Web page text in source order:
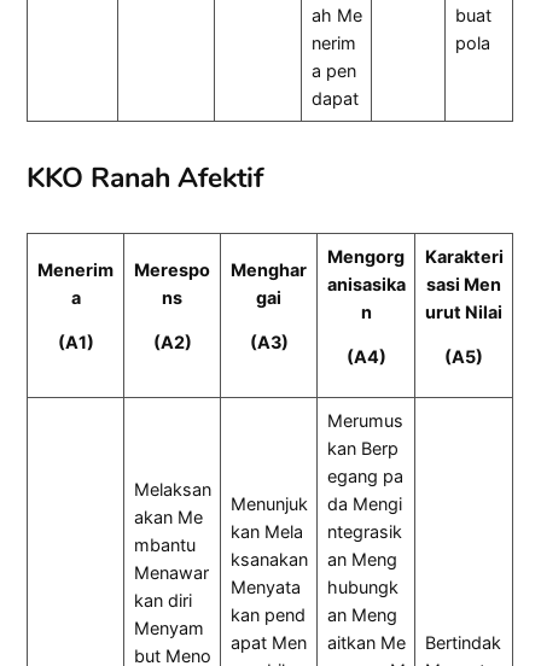
ah Me
nerim
a pen
dapat
buat
pola
KKO Ranah Afektif
Menerim
a
(A1)
Merespo
ns
(A2)
Menghar
gai
(A3)
Mengorg
anisasika
n
(A4)
Karakteri
sasi Men
urut Nilai
(A5)
Melaksan
akan Me
mbantu
Menawar
kan diri
Menyam
but Meno
Menunjuk
kan Mela
ksanakan
Menyata
kan pend
apat Men
Merumus
kan Berp
egang pa
da Mengi
ntegrasik
an Meng
hubungk
an Meng
aitkan Me
Bertindak